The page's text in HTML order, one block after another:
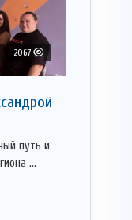
2067
путь и
...